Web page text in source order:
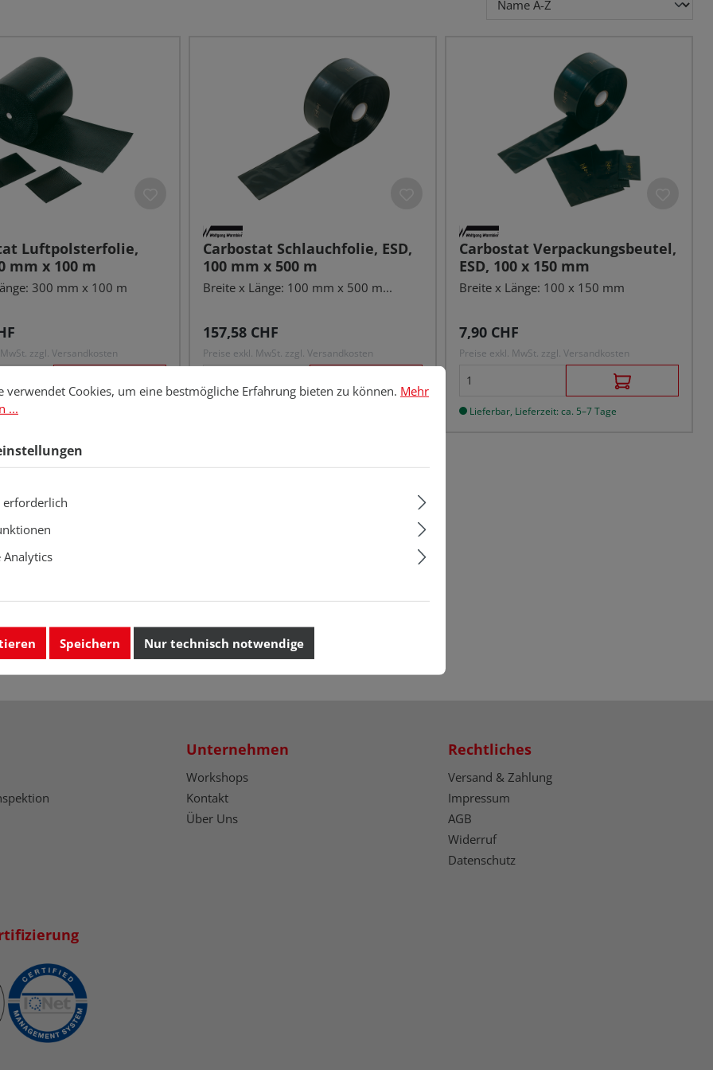
Luftpolsterfolie,
mm x 100 m
300 mm x 100 m
Preis:
zzgl. Versandkosten
auf Anfrage
Carbostat Schlauchfolie, ESD,
100 mm x 500 m
Breite x Länge: 100 mm x 500 m...
Regulärer Preis:
157,58 CHF
Preise exkl. MwSt. zzgl. Versandkosten
Carbostat Verpackungsbeutel,
ESD, 100 x 150 mm
Breite x Länge: 100 x 150 mm
Regulärer Preis:
7,90 CHF
Preise exkl. MwSt. zzgl. Versandkosten
Lieferbar, Lieferzeit: ca. 5–7 Tage
Unternehmen
Workshops
Kontakt
Über Uns
Rechtliches
Versand & Zahlung
Impressum
AGB
Widerruf
Datenschutz
Cookies, um eine bestmögliche Erfahrung bieten zu können.
Mehr Informationen ...
verwendet Cookies, um eine bestmögliche Erfahrung bieten zu können. Mehr
...
erforderlich
Analytics
Speichern Nur technisch notwendige